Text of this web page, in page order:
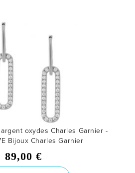
oxydes Charles Garnier -
Bijoux Charles Garnier
89,00 €